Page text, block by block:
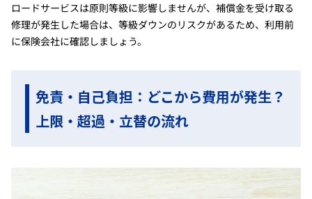
ロードサービスは原則等級に影響しませんが、補償金を受け取る
修理が発生した場合は、等級ダウンのリスクがあるため、利用前
に保険会社に確認しましょう。
免責・自己負担：どこから費用が発生？
上限・超過・立替の流れ